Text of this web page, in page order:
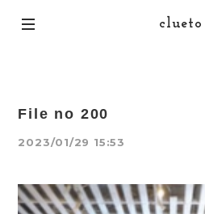
clueto
File no 200
2023/01/29 15:53